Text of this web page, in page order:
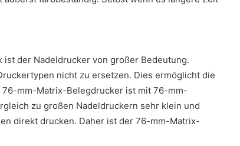
der Nadeldrucker von großer Bedeutung.
nicht zu ersetzen. Dies ermöglicht die
mm-Matrix-Belegdrucker ist mit 76-mm-
zu großen Nadeldruckern sehr klein und
direkt drucken. Daher ist der 76-mm-Matrix-